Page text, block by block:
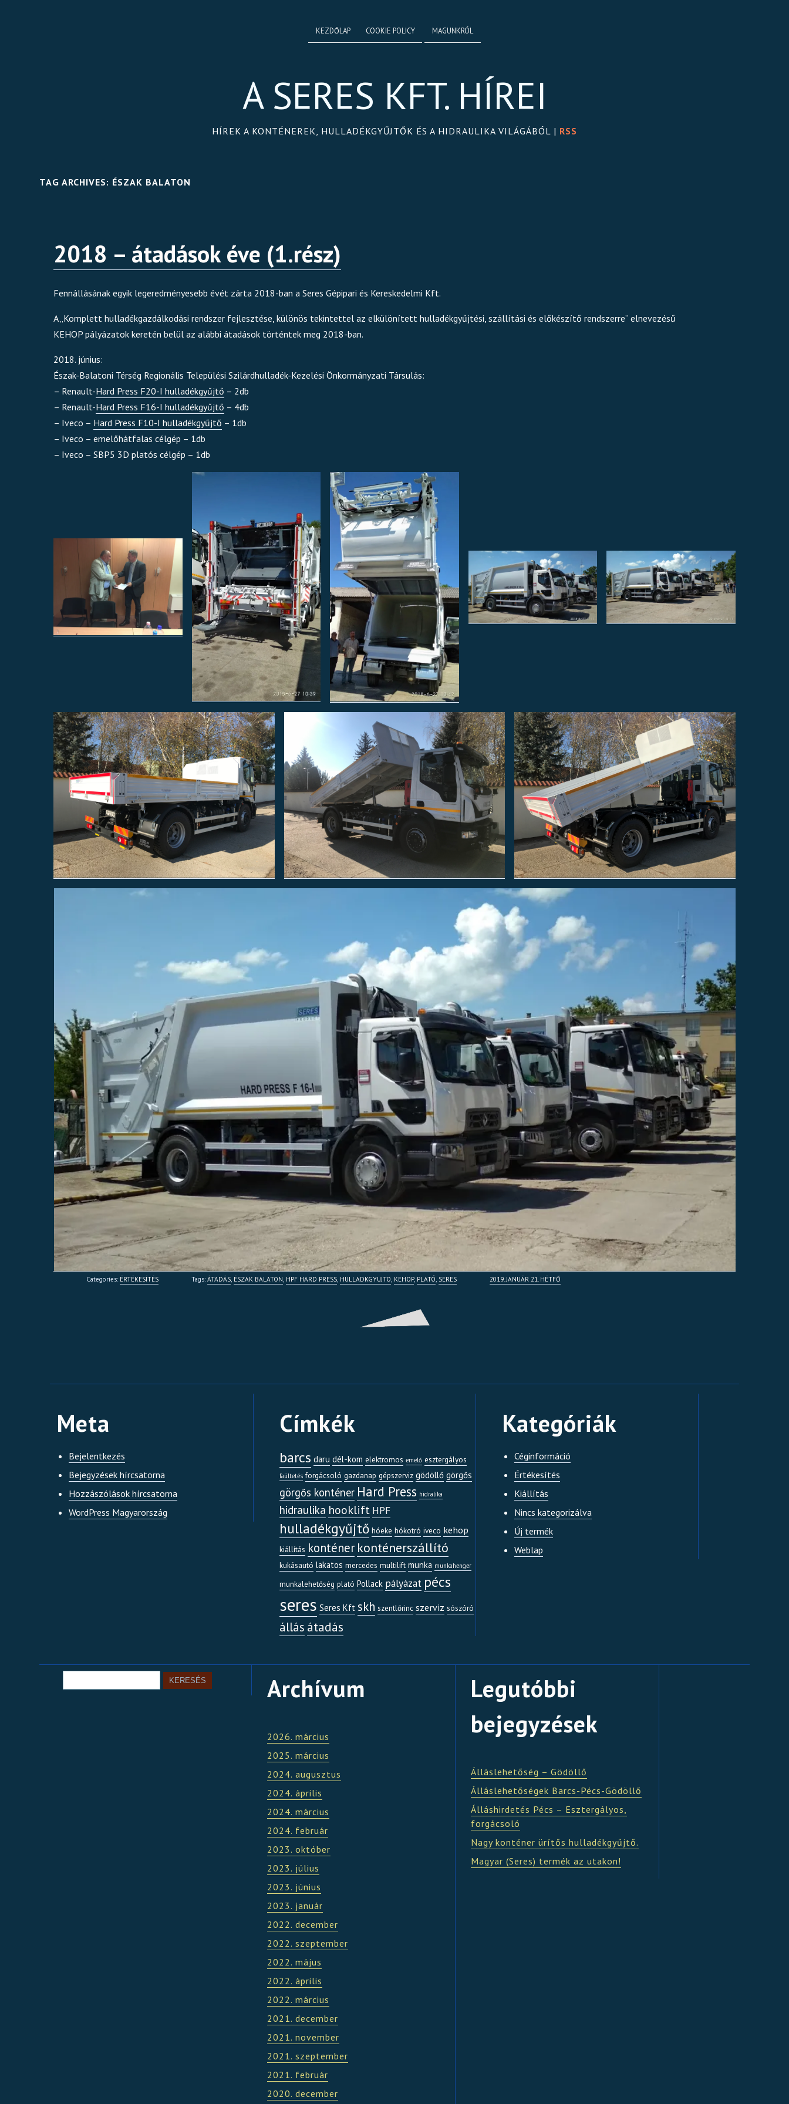
KEZDŐLAP COOKIE POLICY MAGUNKRÓL
A SERES KFT. HÍREI
HÍREK A KONTÉNEREK, HULLADÉKGYŰJTŐK ÉS A HIDRAULIKA VILÁGÁBÓL | RSS
TAG ARCHIVES: ÉSZAK BALATON
2018 – átadások éve (1.rész)
Fennállásának egyik legeredményesebb évét zárta 2018-ban a Seres Gépipari és Kereskedelmi Kft.
A „Komplett hulladékgazdálkodási rendszer fejlesztése, különös tekintettel az elkülönített hulladékgyűjtési, szállítási és előkészítő rendszerre” elnevezésű
KEHOP pályázatok keretén belül az alábbi átadások történtek meg 2018-ban.
2018. június:
Észak-Balatoni Térség Regionális Települési Szilárdhulladék-Kezelési Önkormányzati Társulás:
– Renault-Hard Press F20-I hulladékgyűjtő – 2db
– Renault-Hard Press F16-I hulladékgyűjtő – 4db
– Iveco – Hard Press F10-I hulladékgyűjtő – 1db
– Iveco – emelőhátfalas célgép – 1db
– Iveco – SBP5 3D platós célgép – 1db
Categories: ÉRTÉKESÍTÉS Tags:ÁTADÁS, ÉSZAK BALATON, HPF HARD PRESS, HULLADKGYUJTO, KEHOP, PLATÓ, SERES 2019. JANUÁR 21. HÉTFŐ
Meta
Bejelentkezés
Bejegyzések hírcsatorna
Hozzászólások hírcsatorna
WordPress Magyarország
Címkék
barcs daru dél-kom elektromos emelő esztergályos
faültetés forgácsoló gazdanap gépszerviz gödöllő görgős
görgős konténer Hard Press hidralika
hidraulika hooklift HPF
hulladékgyűjtő hóeke hókotró iveco kehop
kiállítás konténer konténerszállító
kukásautó lakatos mercedes multilift munka munkahenger
munkalehetőség plató Pollack pályázat pécs
seres Seres Kft skh szentlőrinc szerviz sószóró
állás átadás
Kategóriák
Céginformáció
Értékesítés
Kiállítás
Nincs kategorizálva
Új termék
Weblap
Archívum
2026. március
2025. március
2024. augusztus
2024. április
2024. március
2024. február
2023. október
2023. július
2023. június
2023. január
2022. december
2022. szeptember
2022. május
2022. április
2022. március
2021. december
2021. november
2021. szeptember
2021. február
2020. december
Legutóbbi
bejegyzések
Álláslehetőség – Gödöllő
Álláslehetőségek Barcs-Pécs-Gödöllő
Álláshirdetés Pécs – Esztergályos,
forgácsoló
Nagy konténer ürítős hulladékgyűjtő.
Magyar (Seres) termék az utakon!